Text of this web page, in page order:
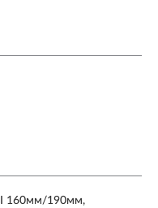
160мм/190мм,